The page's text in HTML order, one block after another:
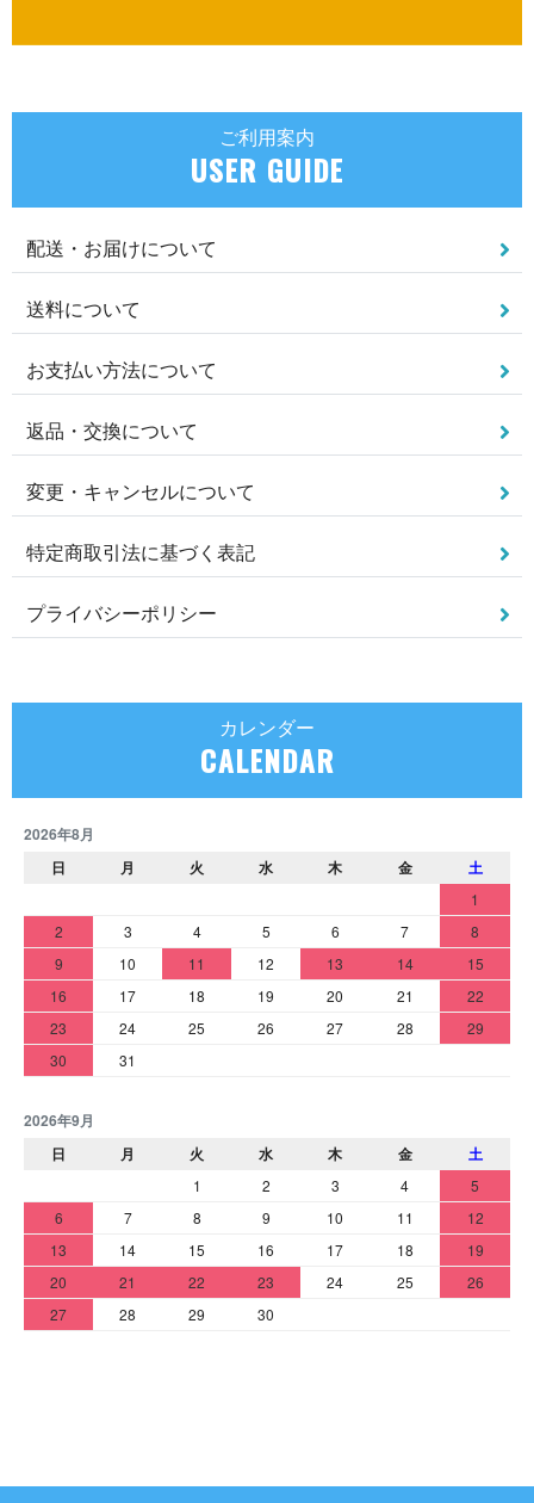
ご利用案内
USER GUIDE
配送・お届けについて
送料について
お支払い方法について
返品・交換について
変更・キャンセルについて
特定商取引法に基づく表記
プライバシーポリシー
カレンダー
CALENDAR
2026年8月
日
月 火 水 木 金 土
1
2
3 4 5 6 7
8
9
10 11 12 13 14
15
16
17 18 19 20 21
22
23
24 25 26 27 28
29
30
31
2026年9月
日
月 火 水 木 金 土
1 2 3 4
5
6
7 8 9 10 11
12
13
14 15 16 17 18
19
20
21 22 23 24 25
26
27
28 29 30